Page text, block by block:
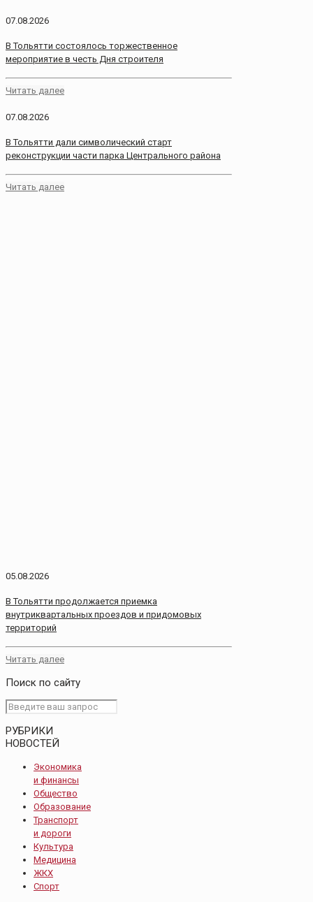
07.08.2026
В Тольятти состоялось торжественное
мероприятие в честь Дня строителя
Читать далее
07.08.2026
В Тольятти дали символический старт
реконструкции части парка Центрального района
Читать далее
05.08.2026
В Тольятти продолжается приемка
внутриквартальных проездов и придомовых
территорий
Читать далее
Поиск по сайту
РУБРИКИ
НОВОСТЕЙ
Экономика
и финансы
Общество
Образование
Транспорт
и дороги
Культура
Медицина
ЖКХ
Спорт